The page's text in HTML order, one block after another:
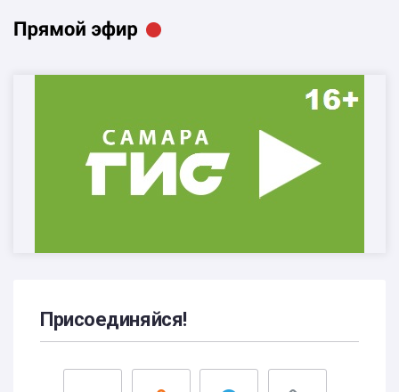
Присоединяйся!